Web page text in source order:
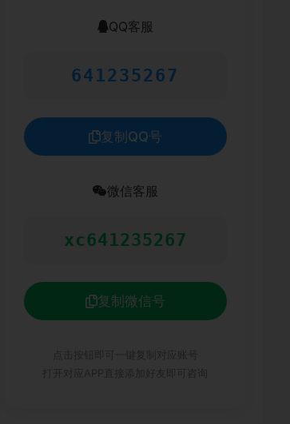
QQ客服
641235267
复制QQ号
微信客服
xc641235267
复制微信号